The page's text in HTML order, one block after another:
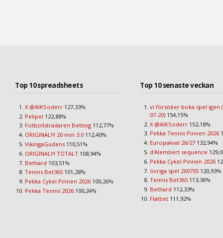
Top 10 spreadsheets
X @AIKSoderr 127,33%
Pelipel 122,88%
Fotbollstradaren Betting 112,77%
ORIGINAL!!! 20 min 3.0 112,40%
VikingaGudens 110,51%
ORIGINAL!!! TOTALT 108,94%
Bethard 103,51%
Tennis Bet365 101,28%
Pekka Cykel Pinnen 2026 100,26%
Pekka Tennis 2026 100,24%
Top 10 senaste veckan
vi försöker boka spel igen
07-20) 154,15%
X @AIKSoderr 152,18%
Pekka Tennis Pinnen 2026
Europakval 26/27 132,94%
d'Alembert sequence
Pekka Cykel Pinnen 2026
övriga spel 260705 120,93%
Tennis Bet365 113,36%
Bethard 112,33%
Flatbet 111,92%